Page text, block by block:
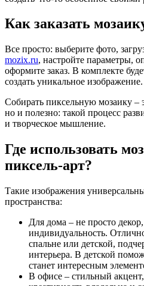
Как заказать
Все просто: выберите фото,
mozix.ru, настройте параметры,
оформите заказ. В комплекте
создать уникальное изображение.
Собирать пиксельную мозаику –
но и полезно: такой процесс
и творческое мышление.
Где использовать
пиксель-арт?
Такие изображения
пространства:
Для дома – не просто
индивидуальность.
спальне или детской,
интерьера. В детской
станет интересным
В офисе – стильный